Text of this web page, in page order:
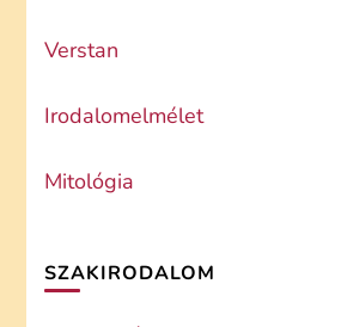
Verstan
Irodalomelmélet
Mitológia
SZAKIRODALOM